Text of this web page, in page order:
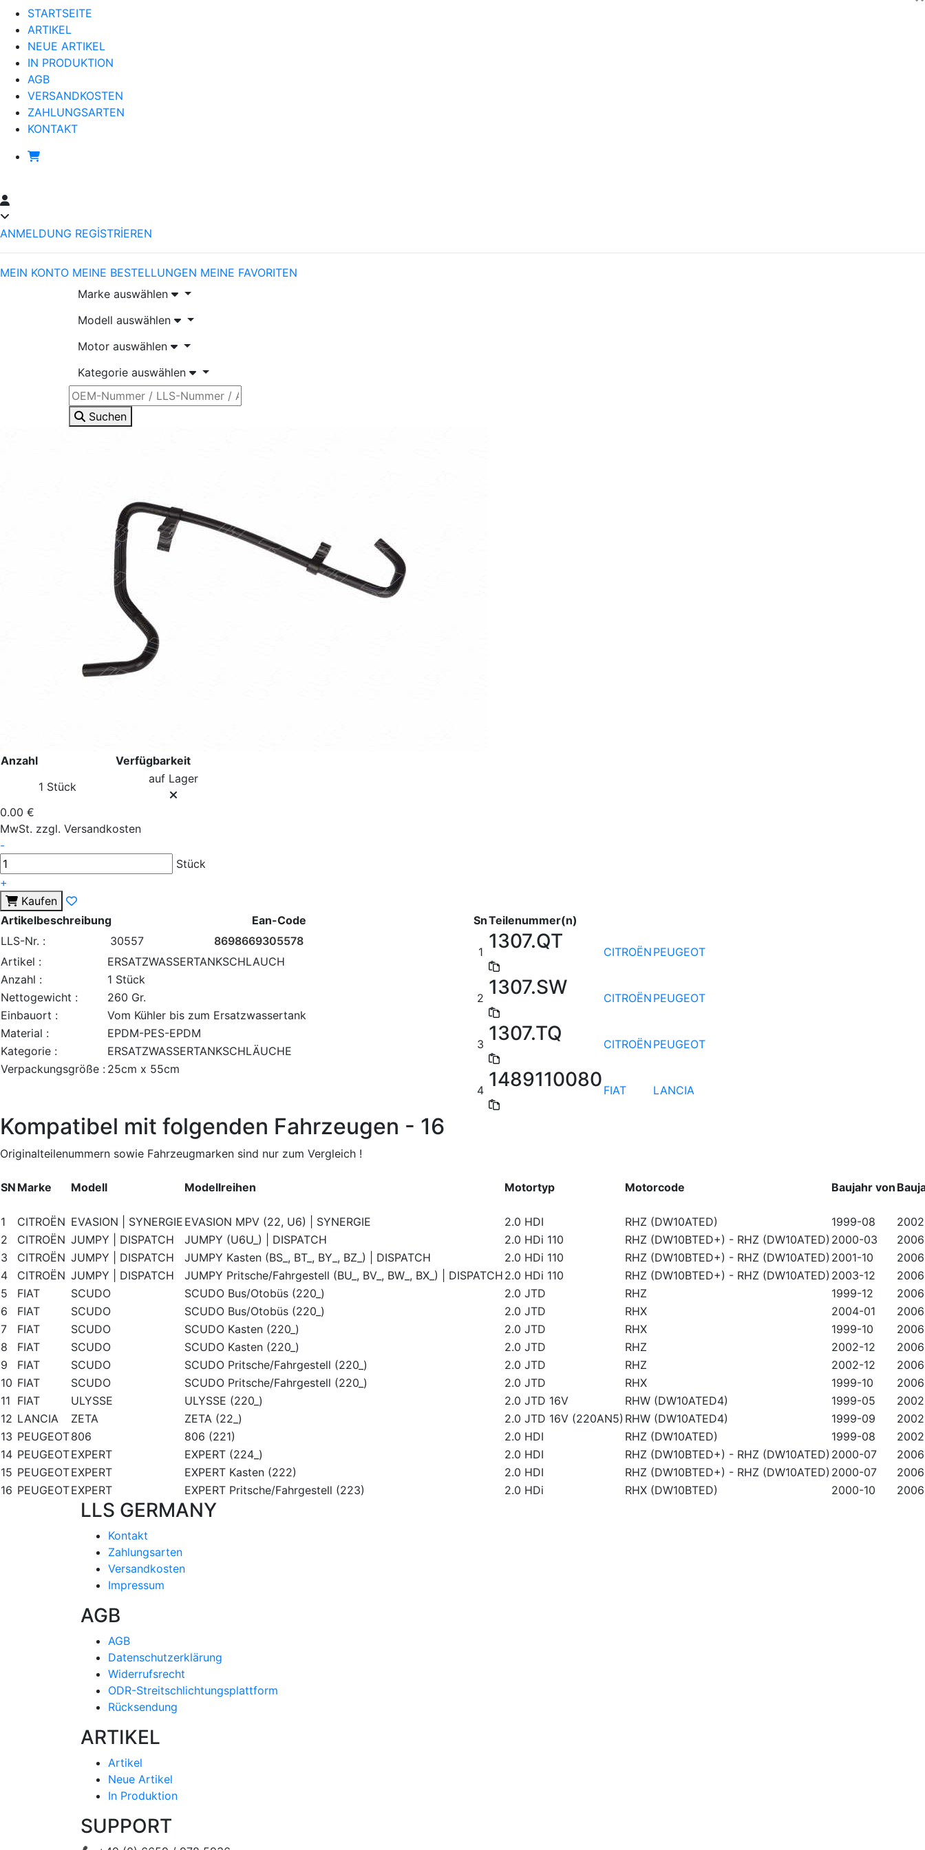
STARTSEITE
ARTIKEL
NEUE ARTIKEL
IN PRODUKTION
AGB
VERSANDKOSTEN
ZAHLUNGSARTEN
KONTAKT
ANMELDUNG REGİSTRİEREN
MEIN KONTO MEINE BESTELLUNGEN MEINE FAVORITEN
Marke auswählen
Modell auswählen
Motor auswählen
Kategorie auswählen
Suchen
Anzahl
Verfügbarkeit
1 Stück
auf Lager
0.00 €
MwSt. zzgl. Versandkosten
-
Stück
+
Kaufen
Artikelbeschreibung
Ean-Code
LLS-Nr. :
30557
8698669305578
Artikel :
ERSATZWASSERTANKSCHLAUCH
Anzahl :
1 Stück
Nettogewicht :
260 Gr.
Einbauort :
Vom Kühler bis zum Ersatzwassertank
Material :
EPDM-PES-EPDM
Kategorie :
ERSATZWASSERTANKSCHLÄUCHE
Verpackungsgröße : 25cm x 55cm
SnTeilenummer(n)
1 1307.QT CITROËN PEUGEOT
2 1307.SW CITROËN PEUGEOT
3 1307.TQ CITROËN PEUGEOT
4 1489110080 FIAT LANCIA
Kompatibel mit folgenden Fahrzeugen - 16
Originalteilenummern sowie Fahrzeugmarken sind nur zum Vergleich !
SN Marke Modell Modellreihen Motortyp Motorcode Baujahr von
1 CITROËN EVASION | SYNERGIE EVASION MPV (22, U6) | SYNERGIE 2.0 HDI RHZ (DW10ATED) 1999-08
2
CITROËN JUMPY | DISPATCH JUMPY (U6U_) | DISPATCH 2.0 HDi 110 RHZ (DW10BTED+) - RHZ (DW10ATED) 2000-03
3
CITROËN JUMPY | DISPATCH JUMPY Kasten (BS_, BT_, BY_, BZ_) | DISPATCH 2.0 HDi 110 RHZ (DW10BTED+) - RHZ (DW10ATED) 2001-10
4
CITROËN JUMPY | DISPATCH JUMPY Pritsche/Fahrgestell (BU_, BV_, BW_, BX_) | DISPATCH 2.0 HDi 110 RHZ (DW10BTED+) - RHZ (DW10ATED) 2003-12
5
FIAT SCUDO SCUDO Bus/Otobüs (220_) 2.0 JTD RHZ 1999-12
6
FIAT SCUDO SCUDO Bus/Otobüs (220_) 2.0 JTD RHX 2004-01
7
FIAT SCUDO SCUDO Kasten (220_) 2.0 JTD RHX 1999-10
8
FIAT SCUDO SCUDO Kasten (220_) 2.0 JTD RHZ 2002-12
9
FIAT SCUDO SCUDO Pritsche/Fahrgestell (220_) 2.0 JTD RHZ 2002-12
10 FIAT SCUDO SCUDO Pritsche/Fahrgestell (220_) 2.0 JTD RHX 1999-10
11 FIAT ULYSSE ULYSSE (220_) 2.0 JTD 16V RHW (DW10ATED4) 1999-05
12 LANCIA ZETA ZETA (22_) 2.0 JTD 16V (220AN5) RHW (DW10ATED4) 1999-09
13 PEUGEOT806 806 (221) 2.0 HDI RHZ (DW10ATED) 1999-08
14 PEUGEOTEXPERT EXPERT (224_) 2.0 HDI RHZ (DW10BTED+) - RHZ (DW10ATED) 2000-07
15 PEUGEOTEXPERT EXPERT Kasten (222) 2.0 HDI RHZ (DW10BTED+) - RHZ (DW10ATED) 2000-07
16 PEUGEOTEXPERT EXPERT Pritsche/Fahrgestell (223) 2.0 HDi RHX (DW10BTED) 2000-10
LLS GERMANY
Kontakt
Zahlungsarten
Versandkosten
Impressum
AGB
AGB
Datenschutzerklärung
Widerrufsrecht
ODR-Streitschlichtungsplattform
Rücksendung
ARTIKEL
Artikel
Neue Artikel
In Produktion
SUPPORT